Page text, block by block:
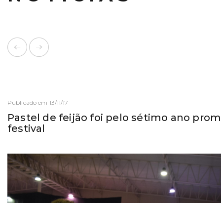
Publicado em 13/11/17
Pastel de feijão foi pelo sétimo ano
festival